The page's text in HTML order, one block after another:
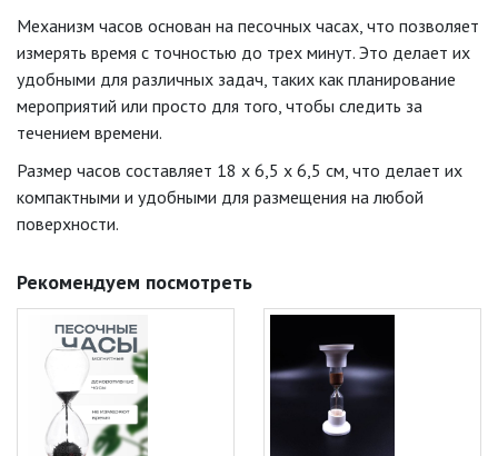
Механизм часов основан на песочных часах, что позволяет
измерять время с точностью до трех минут. Это делает их
удобными для различных задач, таких как планирование
мероприятий или просто для того, чтобы следить за
течением времени.
Размер часов составляет 18 х 6,5 х 6,5 см, что делает их
компактными и удобными для размещения на любой
поверхности.
Рекомендуем посмотреть